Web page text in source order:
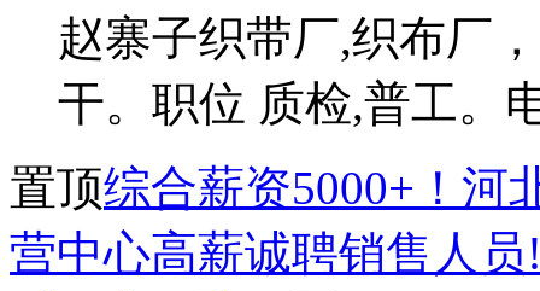
赵寨子织带厂,织布厂
干。职位 质检,普工。
置顶综合薪资5000+！河
营中心高薪诚聘销售人